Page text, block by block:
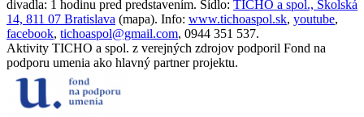
divadla: 1 hodinu pred predstavením. Sídlo: TICHO a spol., Školská
14, 811 07 Bratislava (mapa). Info: www.tichoaspol.sk, youtube,
facebook, tichoaspol@gmail.com, 0944 351 537.
Aktivity TICHO a spol. z verejných zdrojov podporil Fond na
podporu umenia ako hlavný partner projektu.